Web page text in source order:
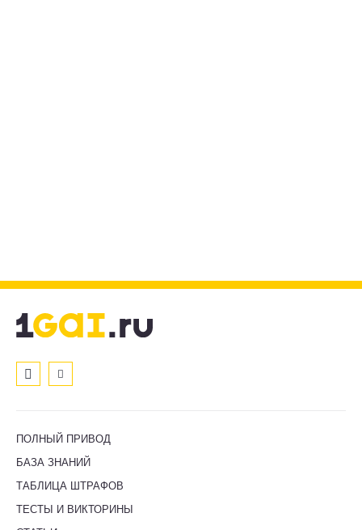
ПОЛНЫЙ ПРИВОД
БАЗА ЗНАНИЙ
ТАБЛИЦА ШТРАФОВ
ТЕСТЫ И ВИКТОРИНЫ